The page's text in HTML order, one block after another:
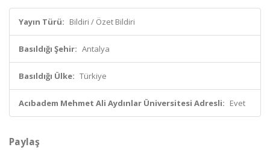
Yayın Türü: Bildiri / Özet Bildiri
Basıldığı Şehir: Antalya
Basıldığı Ülke: Türkiye
Acıbadem Mehmet Ali Aydınlar Üniversitesi Adresli: Evet
Paylaş